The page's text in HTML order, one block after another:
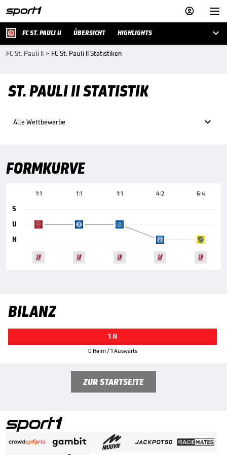


FC ST. PAULI II ÜBERSICHT HIGHLIGHTS 
FC St. Pauli II > FC St. Pauli II Statistiken
ST. PAULI II STATISTIK
Alle Wettbewerbe 
FORMKURVE
1:1 1:1 1:1 4:2 6:4
S
U
N
BILANZ
1 N
0 Heim / 1 Auswärts
ZUR STARTSEITE